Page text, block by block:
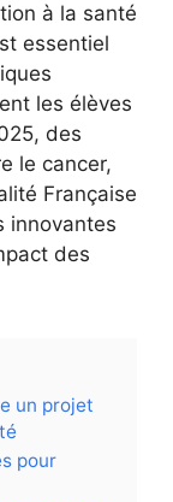
à la santé
essentiel
les élèves
des
le cancer,
Française
innovantes
des
un projet
pour